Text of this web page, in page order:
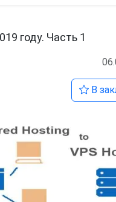
году. Часть 1
В